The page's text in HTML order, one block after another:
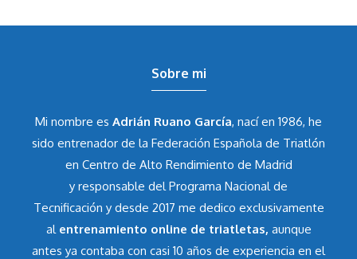
Sobre mi
Mi nombre es Adrián Ruano García, nací en 1986, he
sido entrenador de la Federación Española de Triatlón
en Centro de Alto Rendimiento de Madrid
y responsable del Programa Nacional de
Tecnificación y desde 2017 me dedico exclusivamente
al entrenamiento online de triatletas, aunque
antes ya contaba con casi 10 años de experiencia en el